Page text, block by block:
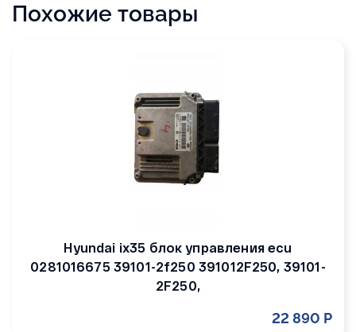
Похожие товары
Hyundai ix35 блок управления ecu
0281016675 39101-2f250 391012F250, 39101-
2F250,
22 890 Р